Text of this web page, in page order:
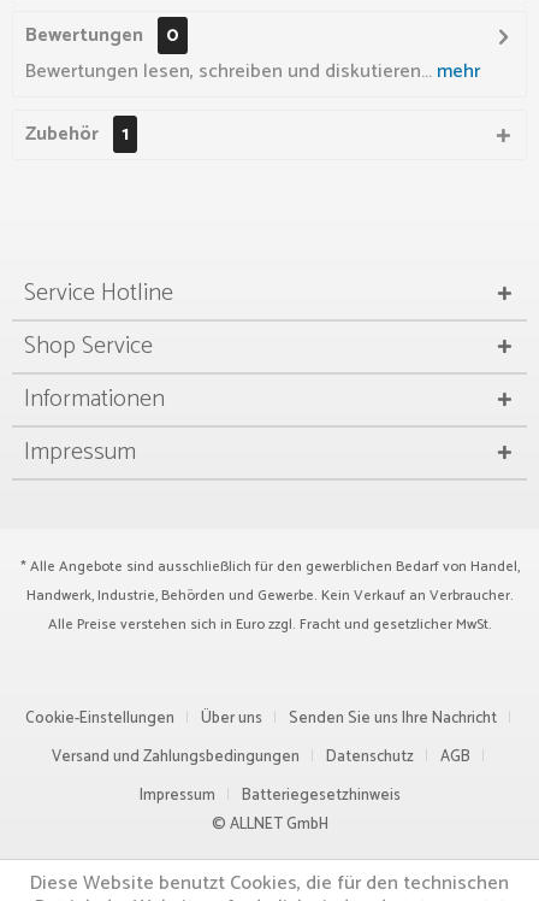
Bewertungen
0
Bewertungen lesen, schreiben und diskutieren...mehr
Zubehör
1
Service Hotline
Shop Service
Informationen
Impressum
* Alle Angebote sind ausschließlich für den gewerblichen Bedarf von Handel,
Handwerk, Industrie, Behörden und Gewerbe. Kein Verkauf an Verbraucher.
Alle Preise verstehen sich in Euro zzgl. Frachtund gesetzlicher MwSt.
Cookie-Einstellungen Über uns
Senden Sie uns Ihre Nachricht
Versand und Zahlungsbedingungen
Datenschutz
AGB
Impressum
Batteriegesetzhinweis
© ALLNET GmbH
Diese Website benutzt Cookies, die für den technischen